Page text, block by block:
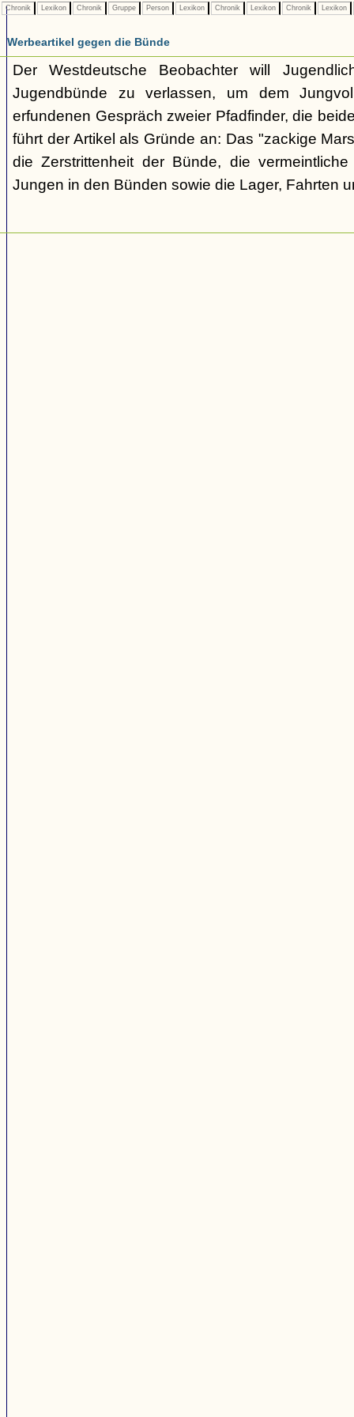
Chronik Lexikon Chronik Gruppe Person Lexikon Chronik Lexikon Chronik Lexikon
Werbeartikel gegen die Bünde
Der Westdeutsche Beobachter will
Jugendbünde zu verlassen, um dem
erfundenen Gespräch zweier Pfadfinder, die
führt der Artikel als Gründe an: Das "zackige
die Zerstrittenheit der Bünde, die
Jungen in den Bünden sowie die Lager, Fahrten